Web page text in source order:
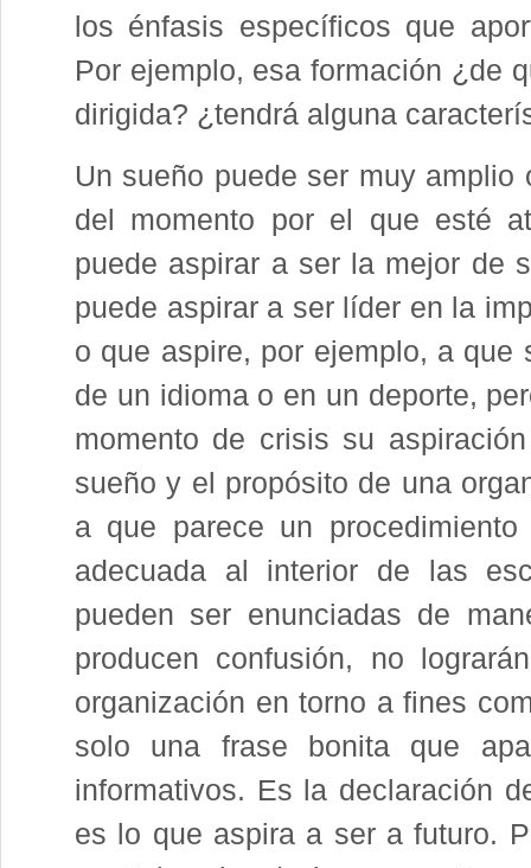
los énfasis específicos que
Por ejemplo, esa formación ¿de
dirigida? ¿tendrá alguna
Un sueño puede ser muy
del momento por el que esté
puede aspirar a ser la mejor de
puede aspirar a ser líder en la
o que aspire, por ejemplo, a
de un idioma o en un deporte,
momento de crisis su
sueño y el propósito de una
a que parece un
adecuada al interior de las
pueden ser enunciadas de
producen confusión, no
organización en torno a fines
solo una frase bonita que
informativos. Es la declaración
es lo que aspira a ser a futuro.